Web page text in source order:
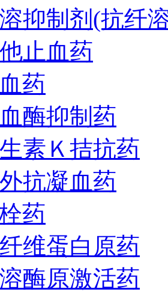
抑制剂(抗纤
止血药
药
酶抑制药
素Ｋ拮抗药
抗凝血药
药
维蛋白原药
酶原激活药